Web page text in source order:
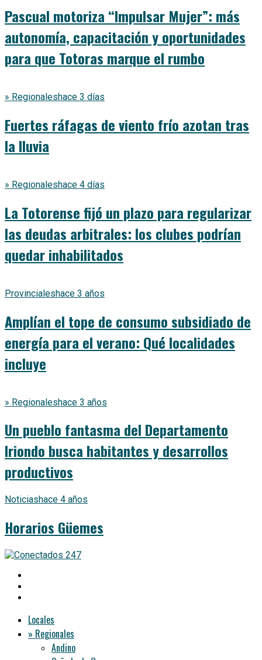
Pascual motoriza “Impulsar Mujer”: más
autonomía, capacitación y oportunidades
para que Totoras marque el rumbo
» Regionaleshace 3 días
Fuertes ráfagas de viento frío azotan tras
la lluvia
» Regionaleshace 4 días
La Totorense fijó un plazo para regularizar
las deudas arbitrales: los clubes podrían
quedar inhabilitados
Provincialeshace 3 años
Amplían el tope de consumo subsidiado de
energía para el verano: Qué localidades
incluye
» Regionaleshace 3 años
Un pueblo fantasma del Departamento
Iriondo busca habitantes y desarrollos
productivos
Noticiashace 4 años
Horarios Güemes
Locales
» Regionales
Andino